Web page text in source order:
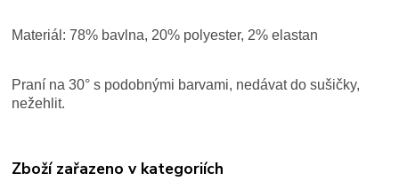
Materiál: 78% bavlna, 20% polyester, 2% elastan
Praní na 30° s podobnými barvami, nedávat do sušičky,
nežehlit.
Zboží zařazeno v kategoriích